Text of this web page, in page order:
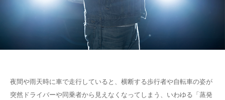
夜間や雨天時に車で走行していると、横断する歩行者や自転車の姿が
突然ドライバーや同乗者から見えなくなってしまう、いわゆる「蒸発